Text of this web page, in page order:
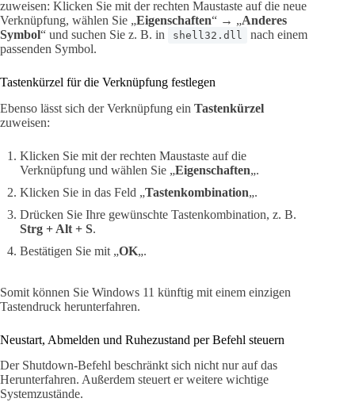
zuweisen: Klicken Sie mit der rechten Maustaste auf die neue
Verknüpfung, wählen Sie „Eigenschaften“ → „Anderes
Symbol“ und suchen Sie z. B. in shell32.dll
nach einem
passenden Symbol.
Tastenkürzel für die Verknüpfung festlegen
Ebenso lässt sich der Verknüpfung ein Tastenkürzel
zuweisen:
Klicken Sie mit der rechten Maustaste auf die
Verknüpfung und wählen Sie „Eigenschaften„.
Klicken Sie in das Feld „Tastenkombination„.
Drücken Sie Ihre gewünschte Tastenkombination, z. B.
Strg + Alt + S.
Bestätigen Sie mit „OK„.
Somit können Sie Windows 11 künftig mit einem einzigen
Tastendruck herunterfahren.
Neustart, Abmelden und Ruhezustand per Befehl steuern
Der Shutdown-Befehl beschränkt sich nicht nur auf das
Herunterfahren. Außerdem steuert er weitere wichtige
Systemzustände.